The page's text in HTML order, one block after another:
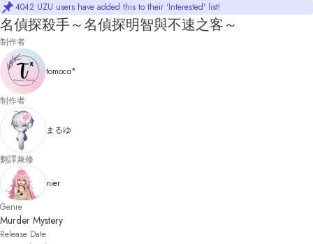
4042 UZU users have added this to their 'Interested' list!
名偵探殺手～名偵探明智與不速之客～
制作者
tomoco*
制作者
まるゆ
翻譯兼修
nier
Genre
Murder Mystery
Release Date